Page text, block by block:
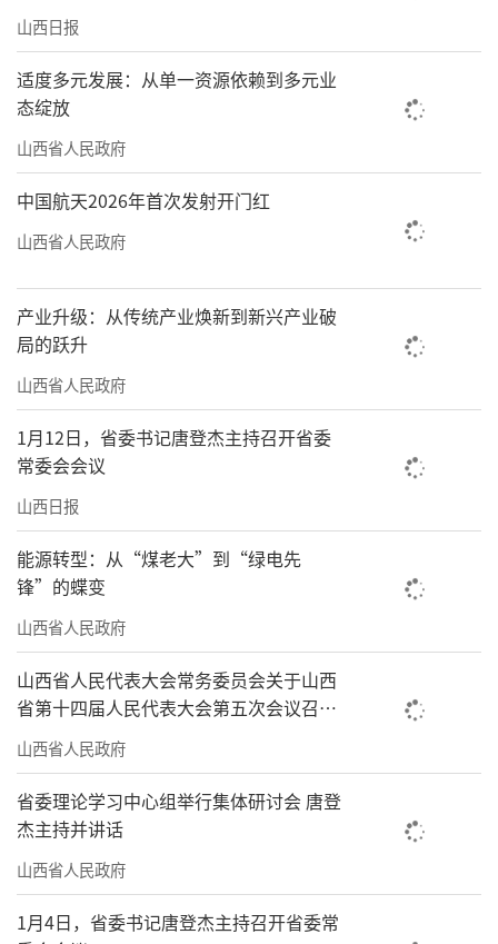
山西日报
适度多元发展：从单一资源依赖到多元业
态绽放
山西省人民政府
中国航天2026年首次发射开门红
山西省人民政府
产业升级：从传统产业焕新到新兴产业破
局的跃升
山西省人民政府
1月12日，省委书记唐登杰主持召开省委
常委会会议
山西日报
能源转型：从“煤老大”到“绿电先
锋”的蝶变
山西省人民政府
山西省人民代表大会常务委员会关于山西
省第十四届人民代表大会第五次会议召开
时间的决定
山西省人民政府
省委理论学习中心组举行集体研讨会 唐登
杰主持并讲话
山西省人民政府
1月4日，省委书记唐登杰主持召开省委常